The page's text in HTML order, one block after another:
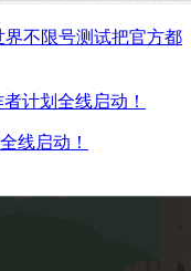
不限号测试把官方都
线启动！